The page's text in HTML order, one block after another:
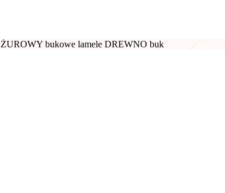
bukowe lamele DREWNO buk